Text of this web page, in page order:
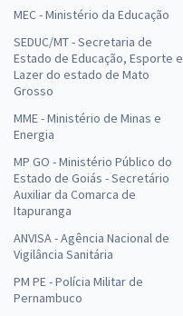
MEC - Ministério da Educação
SEDUC/MT - Secretaria de
Estado de Educação, Esporte e
Lazer do estado de Mato
Grosso
MME - Ministério de Minas e
Energia
MP GO - Ministério Público do
Estado de Goiás - Secretário
Auxiliar da Comarca de
Itapuranga
ANVISA - Agência Nacional de
Vigilância Sanitária
PM PE - Polícia Militar de
Pernambuco